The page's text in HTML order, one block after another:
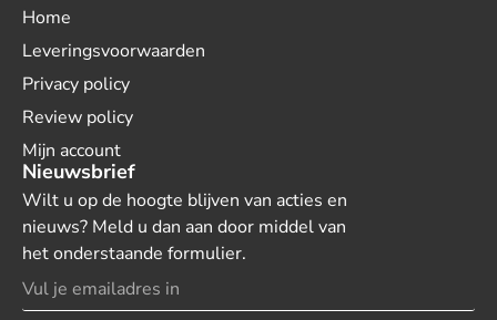
Home
Leveringsvoorwaarden
Privacy policy
Review policy
Mijn account
Nieuwsbrief
Wilt u op de hoogte blijven van acties en
nieuws? Meld u dan aan door middel van
het onderstaande formulier.